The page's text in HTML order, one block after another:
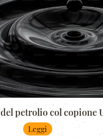
petrolio col copione
Leggi